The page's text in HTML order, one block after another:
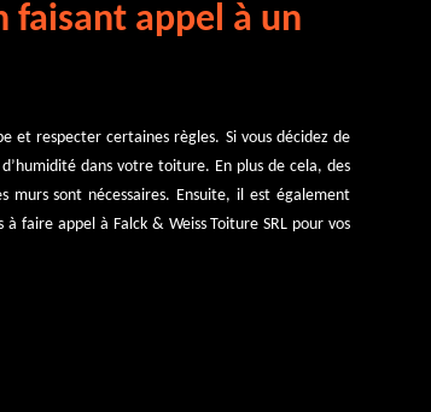
faisant appel à un
respecter certaines règles. Si vous décidez de
dans votre toiture. En plus de cela, des
murs sont nécessaires. Ensuite, il est également
faire appel à Falck & Weiss Toiture SRL pour vos